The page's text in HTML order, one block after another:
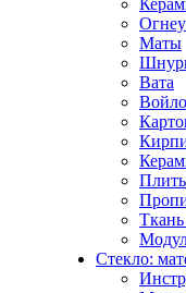
Маты
Вата
Ткань
Стекло: